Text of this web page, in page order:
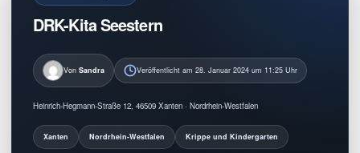
DRK-Kita Seestern
Von Sandra Veröffentlicht am 28. Januar 2024 um 11:25 Uhr
Heinrich-Hegmann-Straße 12, 46509 Xanten · Nordrhein-Westfalen
Xanten Nordrhein-Westfalen Krippe und Kindergarten